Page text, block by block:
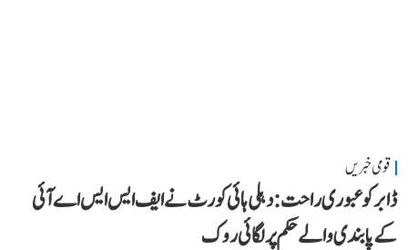
قومی خبریں
ڈابر کو عبوری راحت: دہلی ہائی کورٹ نے ایف ایس ایس اے آئی
کے پابندی والے حکم پر لگائی روک